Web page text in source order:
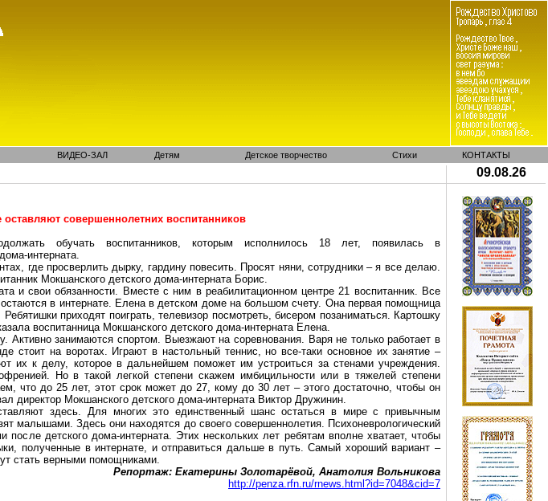
ВИДЕО-ЗАЛ Детям Детское творчество Стихи КОНТАКТЫ
09.08.26
совершеннолетних воспитанников
обучать воспитанников, которым исполнилось 18 лет, появилась в
интерната.
где просверлить дырку, гардину повесить. Просят няни, сотрудники – я все делаю.
Мокшанского детского дома-интерната Борис.
и свои обязанности. Вместе с ним в реабилитационном центре 21 воспитанник. Все
в интернате. Елена в детском доме на большом счету. Она первая помощница
приходят поиграть, телевизор посмотреть, бисером позаниматься. Картошку
воспитанница Мокшанского детского дома-интерната Елена.
занимаются спортом. Выезжают на соревнования. Варя не только работает в
стоит на воротах. Играют в настольный теннис, но все-таки основное их занятие –
их к делу, которое в дальнейшем поможет им устроиться за стенами учреждения.
Но в такой легкой степени скажем имбицильности или в тяжелей степени
что до 25 лет, этот срок может до 27, кому до 30 лет – этого достаточно, чтобы он
директор Мокшанского детского дома-интерната Виктор Дружинин.
здесь. Для многих это единственный шанс остаться в мире с привычным
малышами. Здесь они находятся до своего совершеннолетия. Психоневрологический
детского дома-интерната. Этих нескольких лет ребятам вполне хватает, чтобы
полученные в интернате, и отправиться дальше в путь. Самый хороший вариант –
стать верными помощниками.
Репортаж: Екатерины Золотарёвой, Анатолия Вольникова
http://penza.rfn.ru/rnews.html?id=7048&cid=7